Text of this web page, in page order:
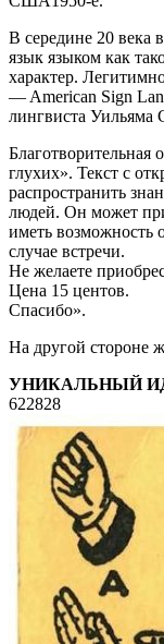
В середине 20
язык языком как
характер.
— American Sign
лингвиста Уильяма
Благотворительная
глухих». Текст с
распространить
людей. Он может
иметь возможность
случае встречи.
Не желаете
Цена 15 центов.
Спасибо».
На другой стороне
УНИКАЛЬНЫЙ
622828